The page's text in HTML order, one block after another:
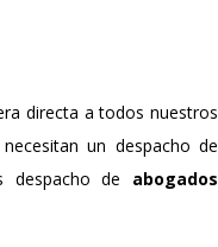
directa a todos nuestros
un despacho de
despacho de abogados